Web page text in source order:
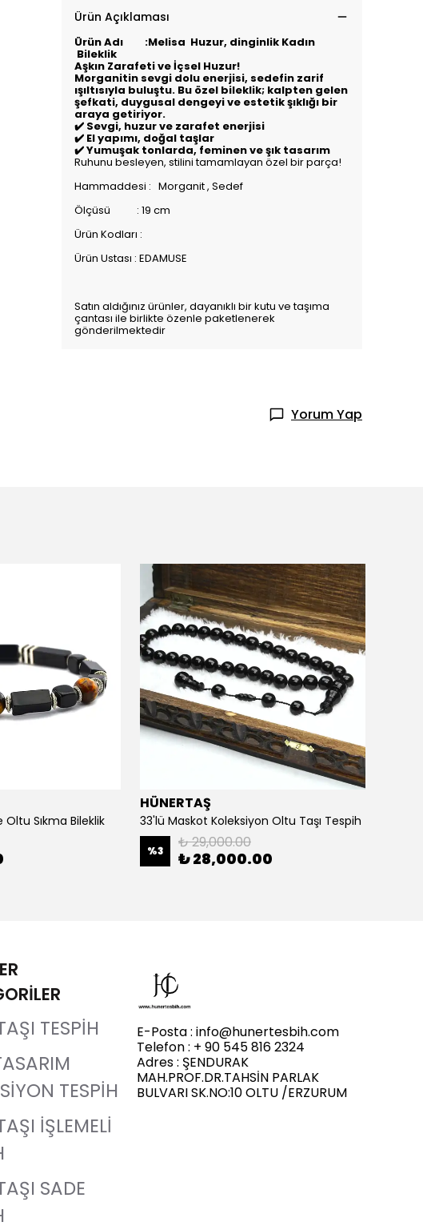
Ürün Açıklaması
Ürün Adı :Melisa Huzur, dinginlik Kadın
Bileklik
Aşkın Zarafeti ve İçsel Huzur!
Morganitin sevgi dolu enerjisi, sedefin zarif
ışıltısıyla buluştu. Bu özel bileklik; kalpten gelen
şefkati, duygusal dengeyi ve estetik şıklığı bir
araya getiriyor.
✔️ Sevgi, huzur ve zarafet enerjisi
✔️ El yapımı, doğal taşlar
✔️ Yumuşak tonlarda, feminen ve şık tasarım
Ruhunu besleyen, stilini tamamlayan özel bir parça!
Hammaddesi : Morganit , Sedef
Ölçüsü : 19 cm
Ürün Kodları :
Ürün Ustası : EDAMUSE
Satın aldığınız ürünler, dayanıklı bir kutu ve taşıma
çantası ile birlikte özenle paketlenerek
gönderilmektedir
Yorum Yap
Sıkma Bileklik
HÜNERTAŞ
33'lü Maskot Koleksiyon Oltu Taşı Tespih
%3 ₺ 29,000.00
₺ 28,000.00
TESPİH
TESPİH
İŞLEMELİ
SADE
E-Posta : info@hunertesbih.com
Telefon : + 90 545 816 2324
Adres : ŞENDURAK
MAH.PROF.DR.TAHSİN PARLAK
BULVARI SK.NO:10 OLTU /ERZURUM